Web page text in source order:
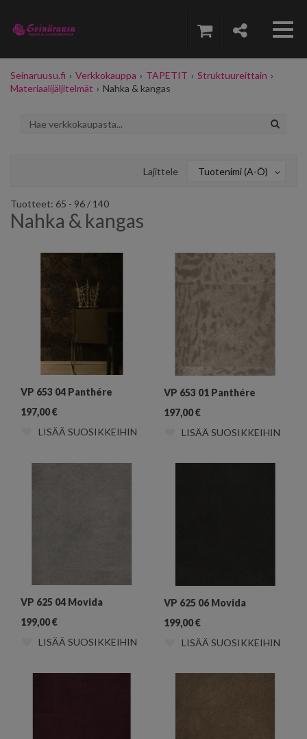
Seinaruusu.fi › Verkkokauppa › TAPETIT › Struktuureittain ›
Materiaalijäljitelmät › Nahka & kangas
Lajittele Tuotenimi (A-Ö)
Tuotteet: 65 - 96 / 140
Nahka & kangas
VP 653 04 Panthére
197,00€
LISÄÄ SUOSIKKEIHIN
VP 653 01 Panthére
197,00€
LISÄÄ SUOSIKKEIHIN
VP 625 04 Movida
199,00€
LISÄÄ SUOSIKKEIHIN
VP 625 06 Movida
199,00€
LISÄÄ SUOSIKKEIHIN